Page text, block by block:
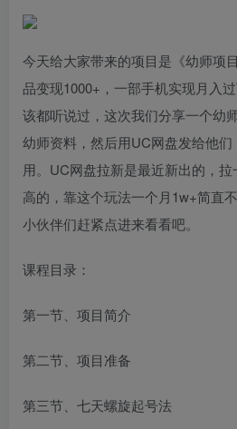
今天给大家带来的项目是《幼师项
品变现1000+，一部手机实现月入
该都听说过，这次我们分享一个幼
幼师资料，然后用UC网盘发给他
用。UC网盘拉新是最近新出的，
高的，靠这个玩法一个月1w+简直
小伙伴们赶紧点进来看看吧。
课程目录：
第一节、项目简介
第二节、项目准备
第三节、七天螺旋起号法